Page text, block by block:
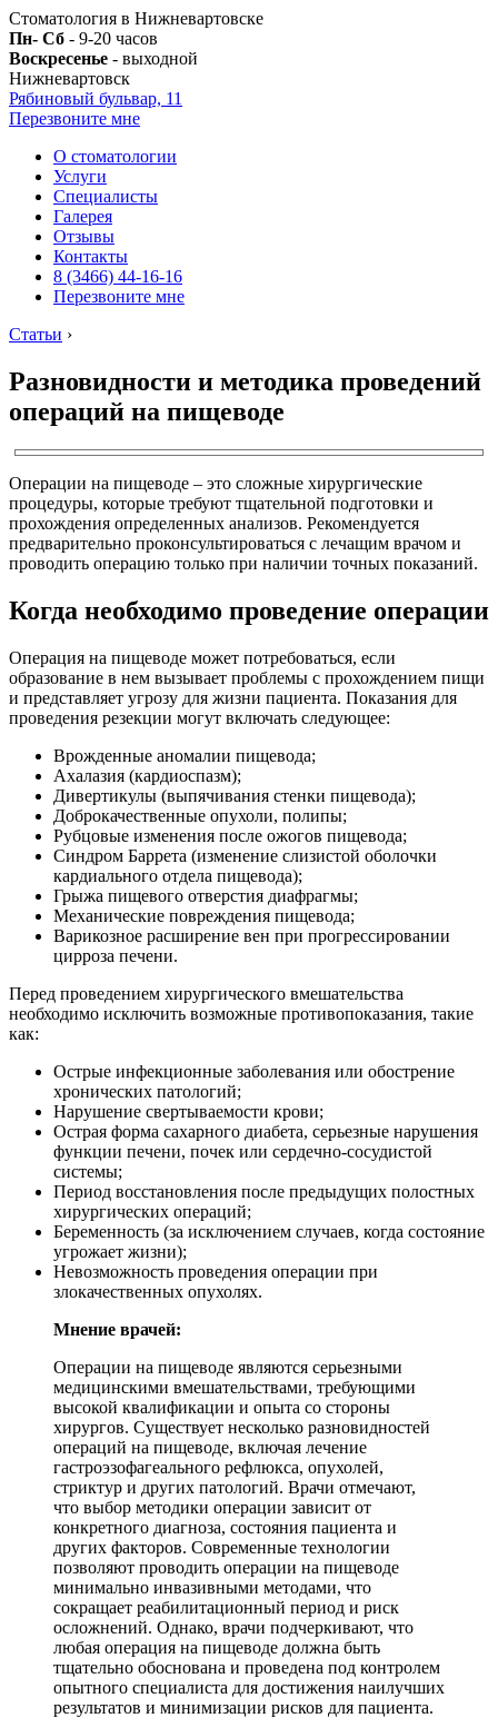
Стоматология в Нижневартовске
Пн- Сб - 9-20 часов
Воскресенье - выходной
Нижневартовск
Рябиновый бульвар, 11
Перезвоните мне
О стоматологии
Услуги
Специалисты
Галерея
Отзывы
Контакты
8 (3466) 44-16-16
Перезвоните мне
Статьи ›
Разновидности и методика проведений
операций на пищеводе
Операции на пищеводе – это сложные хирургические
процедуры, которые требуют тщательной подготовки и
прохождения определенных анализов. Рекомендуется
предварительно проконсультироваться с лечащим врачом и
проводить операцию только при наличии точных показаний.
Когда необходимо проведение операции
Операция на пищеводе может потребоваться, если
образование в нем вызывает проблемы с прохождением пищи
и представляет угрозу для жизни пациента. Показания для
проведения резекции могут включать следующее:
Врожденные аномалии пищевода;
Ахалазия (кардиоспазм);
Дивертикулы (выпячивания стенки пищевода);
Доброкачественные опухоли, полипы;
Рубцовые изменения после ожогов пищевода;
Синдром Баррета (изменение слизистой оболочки
кардиального отдела пищевода);
Грыжа пищевого отверстия диафрагмы;
Механические повреждения пищевода;
Варикозное расширение вен при прогрессировании
цирроза печени.
Перед проведением хирургического вмешательства
необходимо исключить возможные противопоказания, такие
как:
Острые инфекционные заболевания или обострение
хронических патологий;
Нарушение свертываемости крови;
Острая форма сахарного диабета, серьезные нарушения
функции печени, почек или сердечно-сосудистой
системы;
Период восстановления после предыдущих полостных
хирургических операций;
Беременность (за исключением случаев, когда состояние
угрожает жизни);
Невозможность проведения операции при
злокачественных опухолях.
Мнение врачей:
Операции на пищеводе являются серьезными
медицинскими вмешательствами, требующими
высокой квалификации и опыта со стороны
хирургов. Существует несколько разновидностей
операций на пищеводе, включая лечение
гастроэзофагеального рефлюкса, опухолей,
стриктур и других патологий. Врачи отмечают,
что выбор методики операции зависит от
конкретного диагноза, состояния пациента и
других факторов. Современные технологии
позволяют проводить операции на пищеводе
минимально инвазивными методами, что
сокращает реабилитационный период и риск
осложнений. Однако, врачи подчеркивают, что
любая операция на пищеводе должна быть
тщательно обоснована и проведена под контролем
опытного специалиста для достижения наилучших
результатов и минимизации рисков для пациента.